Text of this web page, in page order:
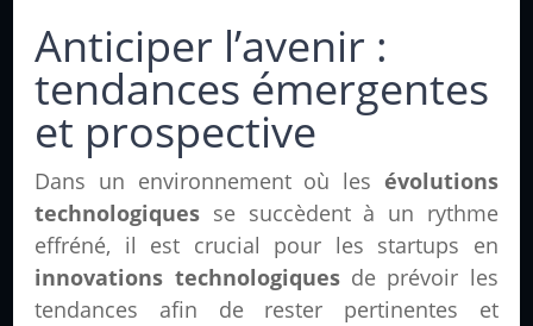
Anticiper l’avenir :
tendances émergentes
et prospective
Dans un environnement où les évolutions
technologiques se succèdent à un rythme
effréné, il est crucial pour les startups en
innovations technologiquesde prévoir les
tendances afin de rester pertinentes et